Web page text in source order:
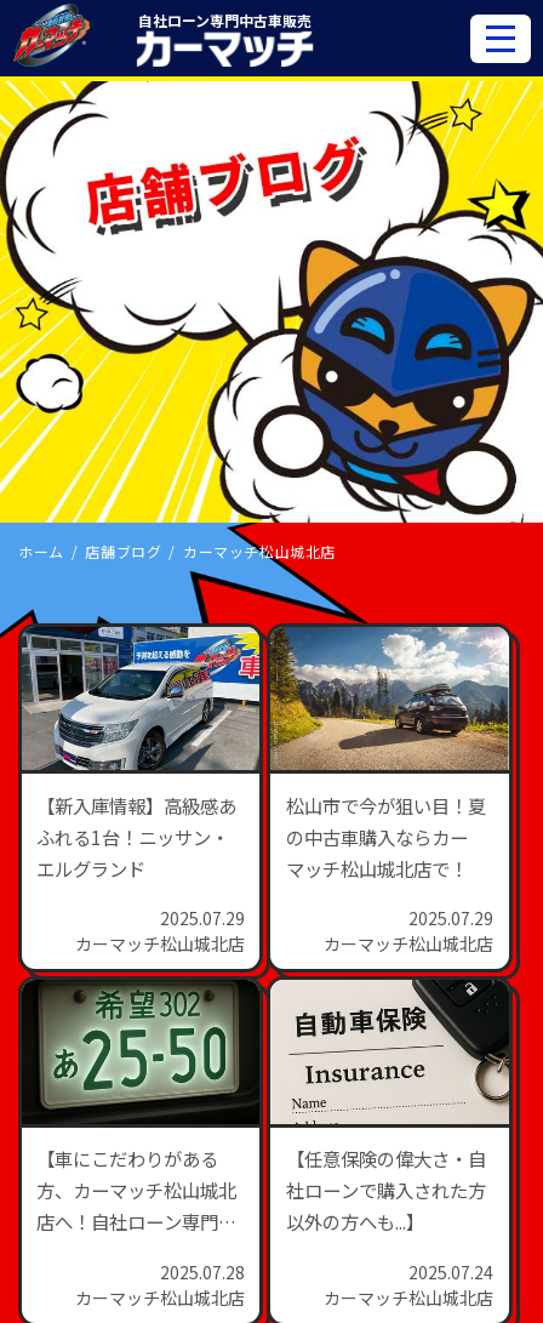
自社ローン専門中古車販売
ホーム 店舗ブログ カーマッチ松山城北店
【新入庫情報】高級感あ
ふれる1台！ニッサン・
エルグランド
2025.07.29
カーマッチ松山城北店
松山市で今が狙い目！夏
の中古車購入ならカー
マッチ松山城北店で！
2025.07.29
カーマッチ松山城北店
【車にこだわりがある
方、カーマッチ松山城北
店へ！自社ローン専門
2025.07.28
カーマッチ松山城北店
【任意保険の偉大さ・自
社ローンで購入された方
以外の方へも...】
2025.07.24
カーマッチ松山城北店